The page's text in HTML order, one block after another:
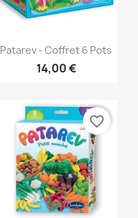
Aperçu rapide
Patarev - Coffret 6 Pots
14,00 €
favorite_border